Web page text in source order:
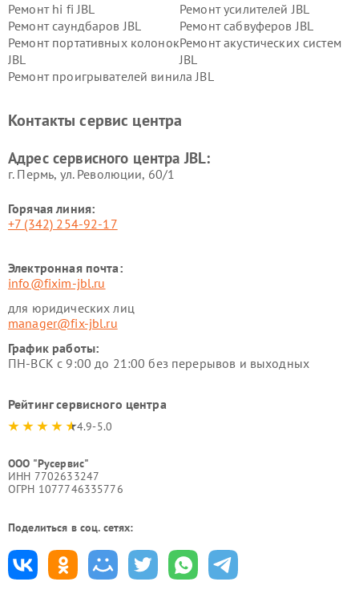
Ремонт hi fi JBL
Ремонт усилителей JBL
Ремонт саундбаров JBL
Ремонт сабвуферов JBL
Ремонт портативных колонок
JBL
Ремонт акустических систем
JBL
Ремонт проигрывателей винила JBL
Контакты сервис центра
Адрес сервисного центра JBL:
г. Пермь, ул. ​Революции, 60/1
Горячая линия:
+7 (342) 254-92-17
Электронная почта:
info@fixim-jbl.ru
для юридических лиц
manager@fix-jbl.ru
График работы:
ПН-ВСК с 9:00 до 21:00 без перерывов и выходных
Рейтинг сервисного центра
4.9-5.0
ООО "Русервис"
ИНН 7702633247
ОГРН 1077746335776
Поделиться в соц. сетях: